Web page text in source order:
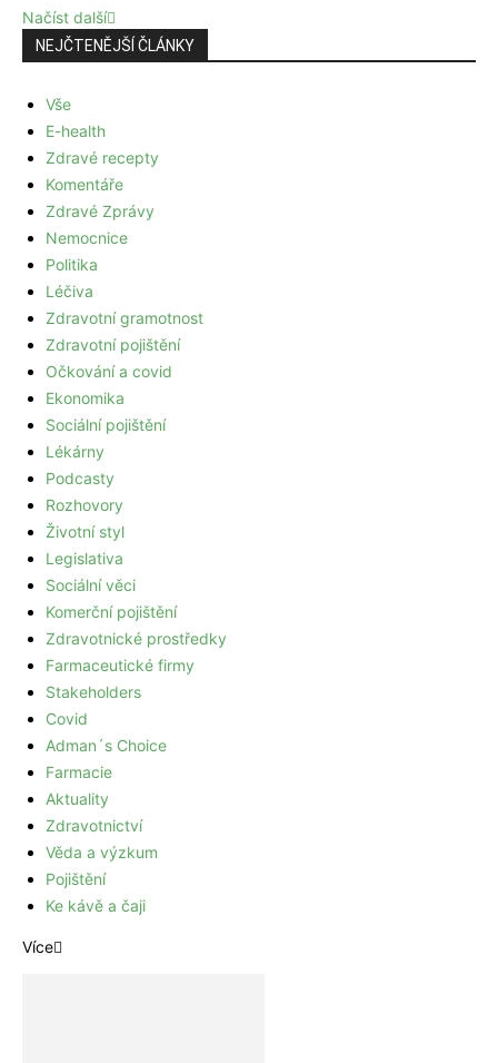
Načíst další
NEJČTENĚJŠÍ ČLÁNKY
Vše
E-health
Zdravé recepty
Komentáře
Zdravé Zprávy
Nemocnice
Politika
Léčiva
Zdravotní gramotnost
Zdravotní pojištění
Očkování a covid
Ekonomika
Sociální pojištění
Lékárny
Podcasty
Rozhovory
Životní styl
Legislativa
Sociální věci
Komerční pojištění
Zdravotnické prostředky
Farmaceutické firmy
Stakeholders
Covid
Adman´s Choice
Farmacie
Aktuality
Zdravotnictví
Věda a výzkum
Pojištění
Ke kávě a čaji
Více